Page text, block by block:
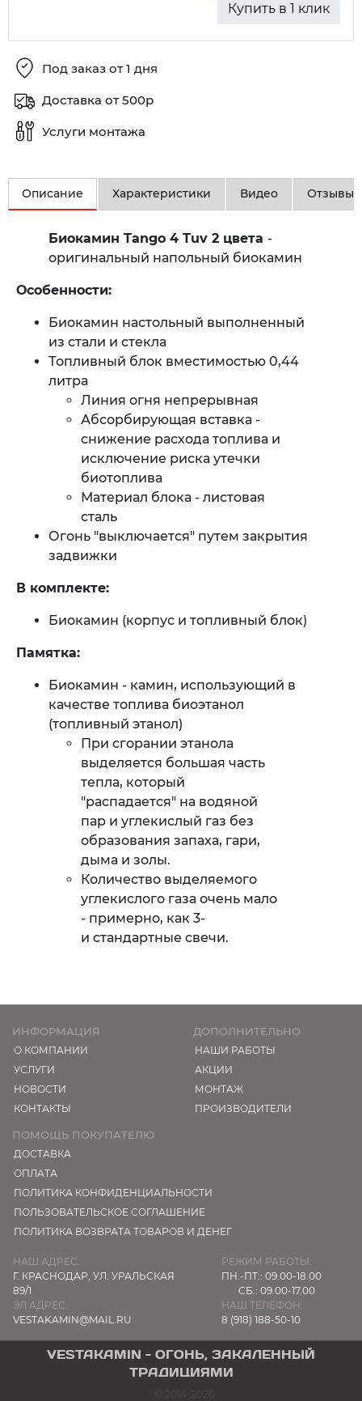
Купить в 1 клик
Под заказ от 1 дня
Доставка от 500р
Услуги монтажа
Описание Характеристики Видео Отзывы
Биокамин Tango 4 Tuv 2 цвета -
оригинальный напольный биокамин
Особенности:
Биокамин настольный выполненный
из стали и стекла
Топливный блок вместимостью 0,44
литра
Линия огня непрерывная
Абсорбирующая вставка -
снижение расхода топлива и
исключение риска утечки
биотоплива
​Материал блока - листовая
сталь
​​Огонь "выключается" путем закрытия
задвижки
В комплекте:
Биокамин (корпус и топливный блок)
Памятка:
Биокамин - камин, использующий в
качестве топлива биоэтанол
(топливный этанол)
При сгорании этанола
выделяется большая часть
тепла, который
"распадается" на водяной
пар и углекислый газ без
образования запаха, гари,
дыма и золы.
Количество выделяемого
углекислого газа очень мало
- примерно, как 3-
и стандартные свечи.
ИНФОРМАЦИЯ
О КОМПАНИИ
УСЛУГИ
НОВОСТИ
КОНТАКТЫ
ДОПОЛНИТЕЛЬНО
НАШИ РАБОТЫ
АКЦИИ
МОНТАЖ
ПРОИЗВОДИТЕЛИ
ПОМОЩЬ ПОКУПАТЕЛЮ
ДОСТАВКА
ОПЛАТА
ПОЛИТИКА КОНФИДЕНЦИАЛЬНОСТИ
ПОЛЬЗОВАТЕЛЬСКОЕ СОГЛАШЕНИЕ
ПОЛИТИКА ВОЗВРАТА ТОВАРОВ И ДЕНЕГ
НАШ АДРЕС:
Г. КРАСНОДАР, УЛ. УРАЛЬСКАЯ
89/1
ЭЛ.АДРЕС:
VESTAKAMIN@MAIL.RU
РЕЖИМ РАБОТЫ:
ПН.-ПТ.: 09.00-18.00
СБ.: 09.00-17.00
НАШ ТЕЛЕФОН:
8 (918) 188-50-10
© 2014-2026
VESTAKAMIN - ОГОНЬ, ЗАКАЛЕННЫЙ
ТРАДИЦИЯМИ